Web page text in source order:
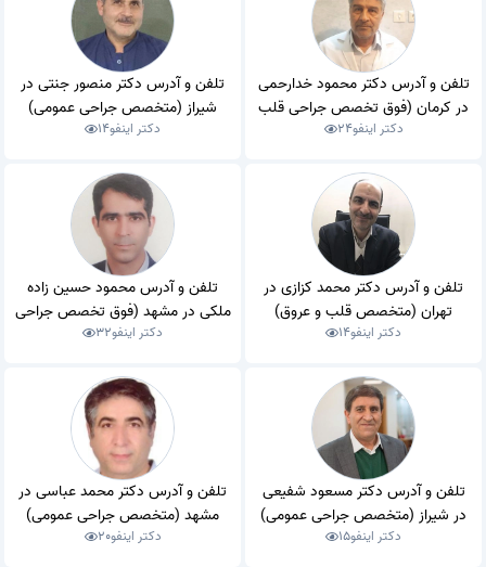
تلفن و آدرس دکتر محمود خدارحمی
در کرمان (فوق تخصص جراحی قلب
و عروق)
دکتر اینفو24
تلفن و آدرس دکتر منصور جنتی در
شیراز (متخصص جراحی عمومی)
دکتر اینفو14
تلفن و آدرس دکتر محمد کزازی در
تهران (متخصص قلب و عروق)
دکتر اینفو14
تلفن و آدرس محمود حسین زاده
ملکی در مشهد (فوق تخصص جراحی
قلب و عروق)
دکتر اینفو32
تلفن و آدرس دکتر مسعود شفیعی
در شیراز (متخصص جراحی عمومی)
دکتر اینفو15
تلفن و آدرس دکتر محمد عباسی در
مشهد (متخصص جراحی عمومی)
دکتر اینفو20